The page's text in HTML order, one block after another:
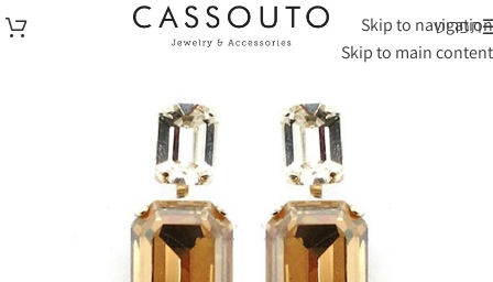
Skip to navigation
Skip to main content
תפריט